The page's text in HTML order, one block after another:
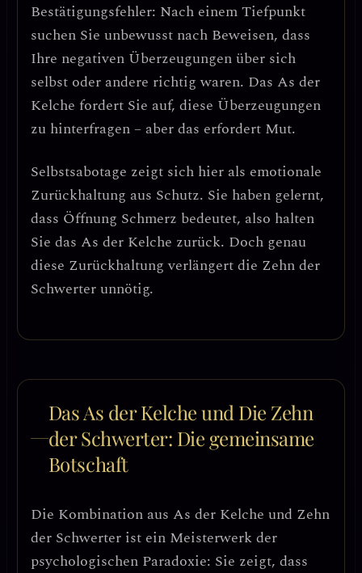
Bestätigungsfehler: Nach einem Tiefpunkt
suchen Sie unbewusst nach Beweisen, dass
Ihre negativen Überzeugungen über sich
selbst oder andere richtig waren. Das As der
Kelche fordert Sie auf, diese Überzeugungen
zu hinterfragen – aber das erfordert Mut.
Selbstsabotage zeigt sich hier als emotionale
Zurückhaltung aus Schutz. Sie haben gelernt,
dass Öffnung Schmerz bedeutet, also halten
Sie das As der Kelche zurück. Doch genau
diese Zurückhaltung verlängert die Zehn der
Schwerter unnötig.
Das As der Kelche und Die Zehn
der Schwerter: Die gemeinsame
Botschaft
Die Kombination aus As der Kelche und Zehn
der Schwerter ist ein Meisterwerk der
psychologischen Paradoxie: Sie zeigt, dass